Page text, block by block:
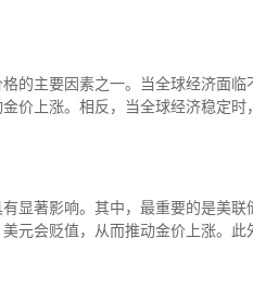
的主要因素之一。当全球经济面
价上涨。相反，当全球经济稳定
显著影响。其中，最重要的是美
元会贬值，从而推动金价上涨。